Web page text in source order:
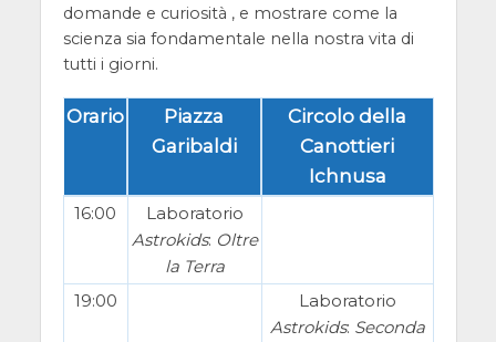
domande e curiosità , e mostrare come la
scienza sia fondamentale nella nostra vita di
tutti i giorni.
Orario
Piazza
Garibaldi
Circolo della
Canottieri
Ichnusa
16:00
Laboratorio
Astrokids: Oltre
la Terra
19:00
Laboratorio
Astrokids: Seconda